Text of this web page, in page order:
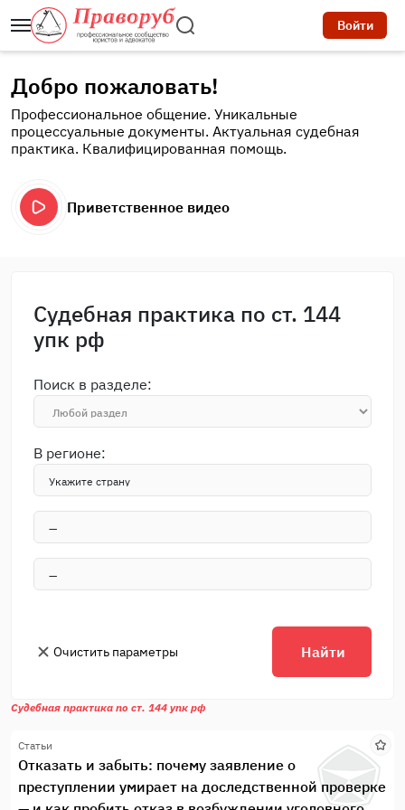
Войти
Добро пожаловать!
Профессиональное общение. Уникальные
процессуальные документы. Актуальная судебная
практика. Квалифицированная помощь.
Приветственное видео
Судебная практика по ст. 144
упк рф
Поиск в разделе:
В регионе:
Очистить параметры Найти
Судебная практика по ст. 144 упк рф
Статьи
Отказать и забыть: почему заявление о
преступлении умирает на доследственной проверке